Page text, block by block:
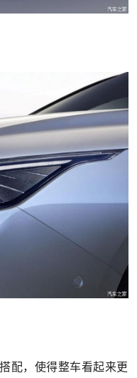
配，使得整车看起来更